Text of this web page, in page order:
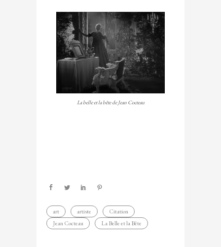
La belle et la bête de Jean Cocteau
art artiste
Citation
Jean Cocteau
La Belle et la Bête